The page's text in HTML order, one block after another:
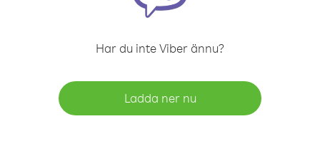
Har du inte Viber ännu?
Ladda ner nu